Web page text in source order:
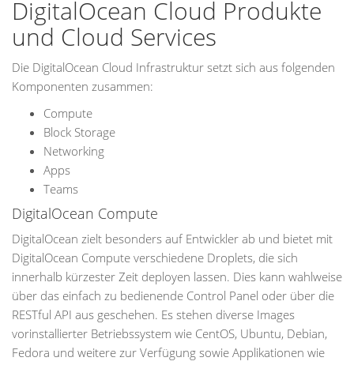
DigitalOcean Cloud Produkte
und Cloud Services
Die DigitalOcean Cloud Infrastruktur setzt sich aus folgenden
Komponenten zusammen:
Compute
Block Storage
Networking
Apps
Teams
DigitalOcean Compute
DigitalOcean zielt besonders auf Entwickler ab und bietet mit
DigitalOcean Compute verschiedene Droplets, die sich
innerhalb kürzester Zeit deployen lassen. Dies kann wahlweise
über das einfach zu bedienende Control Panel oder über die
RESTful API aus geschehen. Es stehen diverse Images
vorinstallierter Betriebssystem wie CentOS, Ubuntu, Debian,
Fedora und weitere zur Verfügung sowie Applikationen wie